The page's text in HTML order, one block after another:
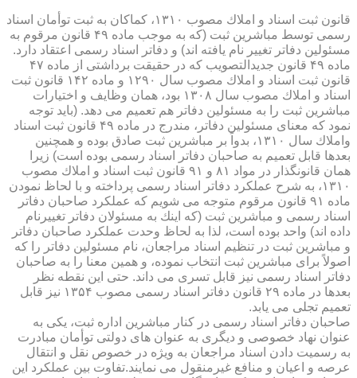
قانون ثبت اسناد و املاك مصوب ۱۳۱۰، كماكان به ثبت توأمان اسناد
رسمی توسط مباشرین ثبت (كه به موجب ماده ۴۹ قانون مرقوم به
مسئولین دفاتر تغییر نام یافته اند) و دفاتر اسناد رسمی اعتقاد دارد.
ماده ۴۹ قانون جدیدالتصویب كه در حقیقت برداشتی از ماده ۴۷
قانون ثبت اسناد و املاك مصوب سال ۱۲۹۰ و ماده ۱۴۲ قانون ثبت
اسناد و املاك مصوب سال ۱۳۰۸ بود، همان وظایف و اختیارات
مباشرین ثبت را به مسئولین دفاتر هم تعمیم می دهد. (باید توجه
نمود كه معنای مسئولین دفاتر، مندرج در ماده ۴۹ قانون ثبت اسناد
واملاك سال ۱۳۱۰، بدواً بر مباشرین ثبت صادق بوده و همچنین
بعدها قابل تعمیم به صاحبان دفاتر اسناد رسمی بوده است) زیرا
همان قانونگذار در مواد ۸۱ و ۹۱ قانون ثبت اسناد و املاك مصوب
۱۳۱۰، به شرح عملكرد دفاتر اسناد رسمی پرداخته و با لحاظ نمودن
ماده ۹۱ قانون مرقوم متوجه می شویم كه عملكرد صاحبان دفاتر
اسناد رسمی و مباشرین ثبت (كه اینك به مسئولان دفاتر تغییرنام
داده اند) واحد بوده است، لذا به لحاظ وحدت عملكرد صاحبان دفاتر
و مباشرین ثبت در تنظیم اسناد مراجعان، نام مسئولین دفاتر را كه
اصولاً برای مباشرین ثبت انتخاب نموده، و همین معنا را به صاحبان
دفاتر اسناد رسمی نیز قابل تسری می داند. حتی این نقطه نظر
بعدها در ماده ۲۹ قانون دفاتر اسناد رسمی مصوب ۱۳۵۴ نیز قابل
تعمیم تجلی می یابد.
صاحبان دفاتر اسناد رسمی در كنار مباشرین اداره ثبت، یكی به
عنوان نهاد خصوصی و دیگری به عنوان های دولتی توأمان مبادرت
به رسمیت دادن اسناد مراجعان به ویژه در خصوص نقل و انتقال
عرصه و اعیان و منافع غیرمنقول می نمایند.تفاوت بین عملكرد این